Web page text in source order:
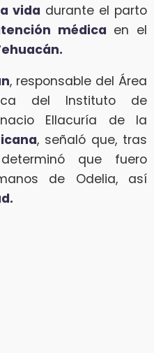
vida durante el parto
médica en el
, responsable del Área
del Instituto de
Ellacuría de la
, señaló que, tras
que fuero
de Odelia, así